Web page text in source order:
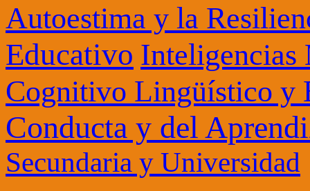
Autoestima y la
Educativo Inteligencias
Cognitivo Lingüístico y
Conducta y del
Secundaria y Universidad